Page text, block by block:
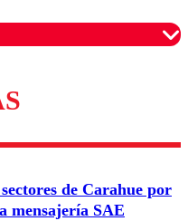
para garantizar un
de Carahue por
mensajería SAE